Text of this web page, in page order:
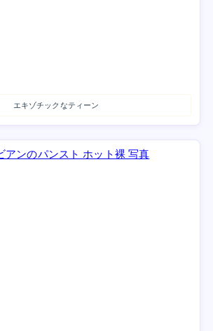
エキゾチックなティーン